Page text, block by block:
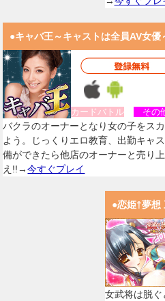
●キャバ王～キャストは全員AV女優
カードバトル その
バクラのオーナーとなり女の子をス
よう。じっくりエロ教育、出勤キャ
備ができたら他店のオーナーと売り
え!!→今すぐプレイ
●恋姫†夢想
女武将は脱